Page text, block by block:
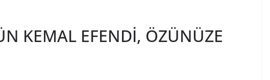
KEMAL EFENDİ, ÖZÜNÜZE